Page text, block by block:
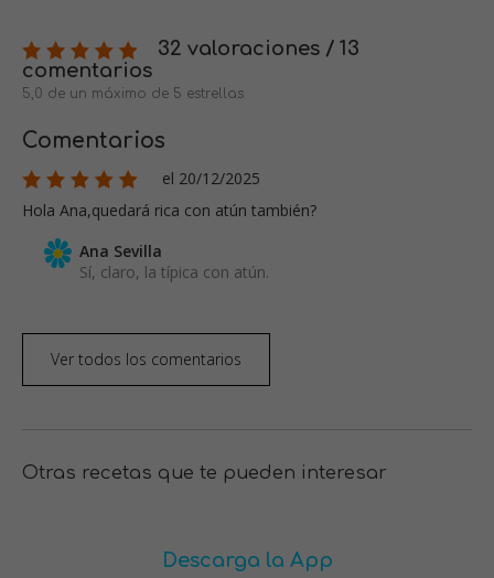
32 valoraciones / 13
comentarios
5,0 de un máximo de 5 estrellas
Comentarios
el 20/12/2025
Hola Ana,quedará rica con atún también?
Ana Sevilla
Sí, claro, la típica con atún.
Ver todos los comentarios
Otras recetas que te pueden interesar
Descarga la App